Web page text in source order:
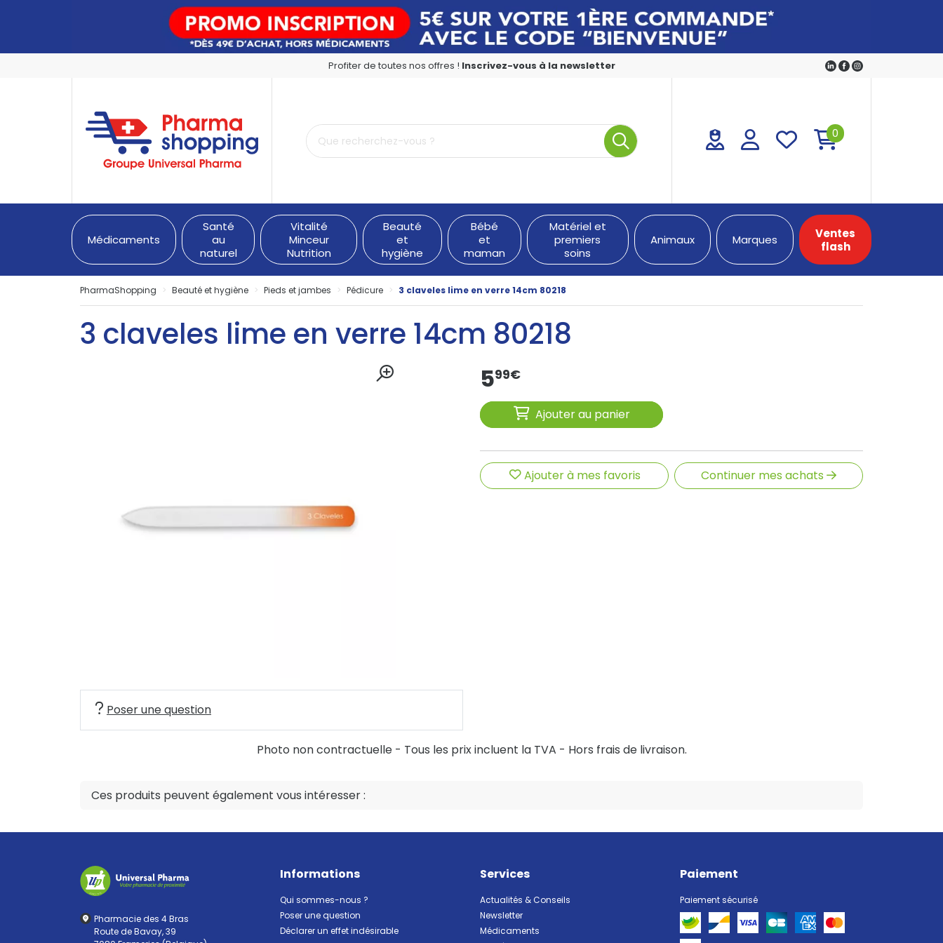
Profiter de toutes nos offres ! Inscrivez-vous à la newsletter
PharmaShopping Votre pharmacie en ligne à votre service
0
Médicaments
Santé
au
naturel
Vitalité
Minceur
Nutrition
Beauté
et
hygiène
Bébé
et
maman
Matériel et
premiers
soins
Animaux Marques
Ventes
flash
PharmaShopping Beauté et hygiène Pieds et jambes Pédicure 3 claveles lime en verre 14cm 80218
3 claveles lime en verre 14cm 80218
599€
Ajouter au panier
Ajouter à mes favoris Continuer mes achats
Poser une question
Photo non contractuelle - Tous les prix incluent la TVA - Hors frais de livraison.
Ces produits peuvent également vous intéresser :
Pharmacie des 4 Bras
Route de Bavay, 39
Informations
Qui sommes-nous ?
Poser une question
Déclarer un effet indésirable
Services
Actualités & Conseils
Newsletter
Médicaments
Paiement
Paiement sécurisé